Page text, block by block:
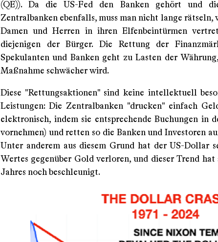
(QE)). Da die US-Fed den Banken gehört und
Zentralbanken ebenfalls, muss man nicht lange rätseln,
Damen und Herren in ihren Elfenbeintürmen
diejenigen der Bürger. Die Rettung der
Spekulanten und Banken geht zu Lasten der
Maßnahme schwächer wird.
Diese "Rettungsaktionen" sind keine intellektuell
Leistungen: Die Zentralbanken "drucken" einfach
elektronisch, indem sie entsprechende Buchungen in
vornehmen) und retten so die Banken und Investoren
Unter anderem aus diesem Grund hat der US-Dollar
Wertes gegenüber Gold verloren, und dieser Trend hat
Jahres noch beschleunigt.